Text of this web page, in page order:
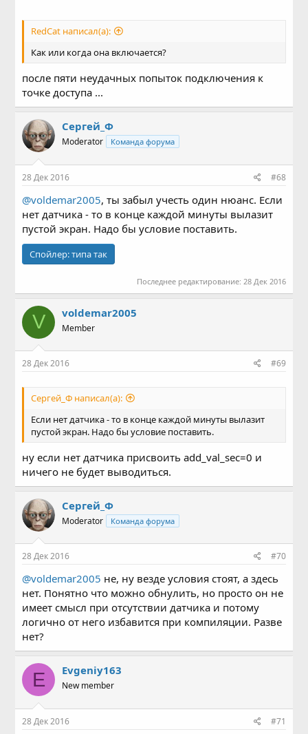
RedCat написал(а):
Как или когда она включается?
после пяти неудачных попыток подключения к
точке доступа ...
Сергей_Ф
Moderator Команда форума
28 Дек 2016 #68
@voldemar2005, ты забыл учесть один нюанс. Если
нет датчика - то в конце каждой минуты вылазит
пустой экран. Надо бы условие поставить.
Спойлер:типа так
Последнее редактирование: 28 Дек 2016
V voldemar2005
Member
28 Дек 2016 #69
Сергей_Ф написал(а):
Если нет датчика - то в конце каждой минуты вылазит
пустой экран. Надо бы условие поставить.
ну если нет датчика присвоить add_val_sec=0 и
ничего не будет выводиться.
Сергей_Ф
Moderator Команда форума
28 Дек 2016 #70
@voldemar2005 не, ну везде условия стоят, а здесь
нет. Понятно что можно обнулить, но просто он не
имеет смысл при отсутствии датчика и потому
логично от него избавится при компиляции. Разве
нет?
E Evgeniy163
New member
28 Дек 2016 #71